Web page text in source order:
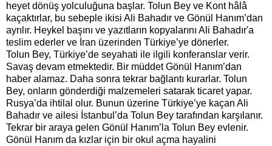
heyet dönüş yolculuğuna başlar. Tolun Bey ve Kont hâlâ
kaçaktırlar, bu sebeple ikisi Ali Bahadır ve Gönül Hanım’dan
ayrılır. Heykel başını ve yazıtların kopyalarını Ali Bahadır'a
teslim ederler ve İran üzerinden Türkiye’ye dönerler.
Tolun Bey, Türkiye’de seyahati ile ilgili konferanslar verir.
Savaş devam etmektedir. Bir müddet Gönül Hanım’dan
haber alamaz. Daha sonra tekrar bağlantı kurarlar. Tolun
Bey, onların gönderdiği malzemeleri satarak ticaret yapar.
Rusya’da ihtilal olur. Bunun üzerine Türkiye’ye kaçan Ali
Bahadır ve ailesi İstanbul’da Tolun Bey tarafından karşılanır.
Tekrar bir araya gelen Gönül Hanım’la Tolun Bey evlenir.
Gönül Hanım da kızlar için bir okul açma hayalini